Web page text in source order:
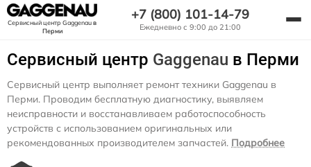
Сервисный центр Gaggenauв
Перми
+7 (800) 101-14-79
Ежедневно с 9:00 до 21:00
Сервисный центр Gaggenau в Перми
Сервисный центр выполняет ремонт техники Gaggenau в
Перми. Проводим бесплатную диагностику, выявляем
неисправности и восстанавливаем работоспособность
устройств с использованием оригинальных или
рекомендованных производителем запчастей. Подробнее